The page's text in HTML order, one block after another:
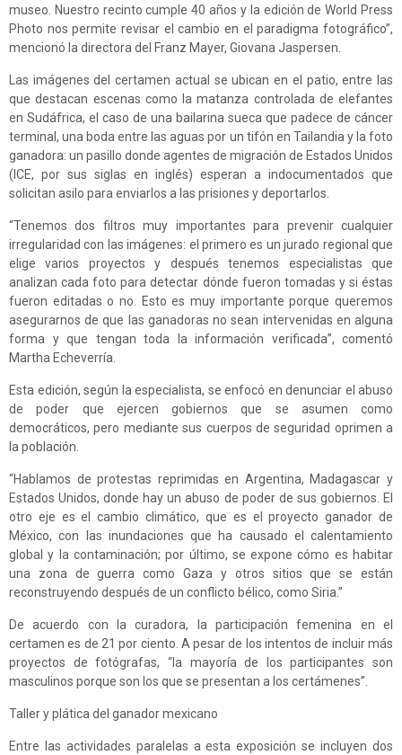
museo. Nuestro recinto cumple 40 años y la edición de World Press
Photo nos permite revisar el cambio en el paradigma fotográfico”,
mencionó la directora del Franz Mayer, Giovana Jaspersen.
Las imágenes del certamen actual se ubican en el patio, entre las
que destacan escenas como la matanza controlada de elefantes
en Sudáfrica, el caso de una bailarina sueca que padece de cáncer
terminal, una boda entre las aguas por un tifón en Tailandia y la foto
ganadora: un pasillo donde agentes de migración de Estados Unidos
(ICE, por sus siglas en inglés) esperan a indocumentados que
solicitan asilo para enviarlos a las prisiones y deportarlos.
“Tenemos dos filtros muy importantes para prevenir cualquier
irregularidad con las imágenes: el primero es un jurado regional que
elige varios proyectos y después tenemos especialistas que
analizan cada foto para detectar dónde fueron tomadas y si éstas
fueron editadas o no. Esto es muy importante porque queremos
asegurarnos de que las ganadoras no sean intervenidas en alguna
forma y que tengan toda la información verificada”, comentó
Martha Echeverría.
Esta edición, según la especialista, se enfocó en denunciar el abuso
de poder que ejercen gobiernos que se asumen como
democráticos, pero mediante sus cuerpos de seguridad oprimen a
la población.
“Hablamos de protestas reprimidas en Argentina, Madagascar y
Estados Unidos, donde hay un abuso de poder de sus gobiernos. El
otro eje es el cambio climático, que es el proyecto ganador de
México, con las inundaciones que ha causado el calentamiento
global y la contaminación; por último, se expone cómo es habitar
una zona de guerra como Gaza y otros sitios que se están
reconstruyendo después de un conflicto bélico, como Siria.”
De acuerdo con la curadora, la participación femenina en el
certamen es de 21 por ciento. A pesar de los intentos de incluir más
proyectos de fotógrafas, “la mayoría de los participantes son
masculinos porque son los que se presentan a los certámenes”.
Taller y plática del ganador mexicano
Entre las actividades paralelas a esta exposición se incluyen dos